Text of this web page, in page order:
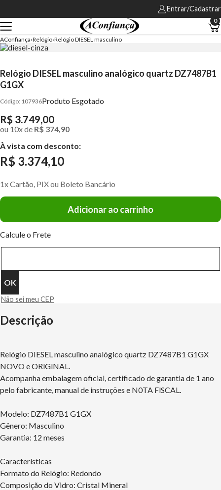
Entrar/Cadastrar
0
AConfiança Relógio Relógio DIESEL masculino
Relógio DIESEL masculino analógico quartz DZ7487B1
G1GX
107936Produto Esgotado
R$ 3.749,00
ou 10xde R$ 374,90
À vista com desconto:
R$ 3.374,10
1x Cartão, PIX ou Boleto Bancário
Adicionar ao carrinho
Calcule o Frete
Não sei meu CEP
Descrição
Relógio DIESEL masculino analógico quartz DZ7487B1 G1GX
NOVO e ORlGlNAL.
Acompanha embalagem oficial, certificado de garantia de 1 ano
pelo fabricante, manual de instruções e N0TA FlSCAL.
Modelo: DZ7487B1 G1GX
Gênero: Masculino
Garantia: 12 meses
Características
Formato do Relógio: Redondo
Composição do Vidro: Cristal Mineral